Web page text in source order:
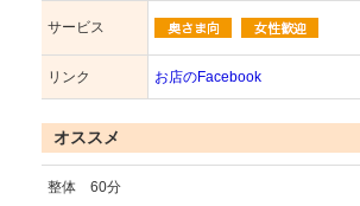
サービス
リンク お店のFacebook
オススメ
整体 60分